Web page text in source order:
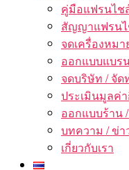
คู่มือแฟรนไช
สัญญาแฟรน
จดเครื่องหม
ออกแบบแบร
จดบริษัท / จั
ประเมินมูลค่
ออกแบบร้าน
บทความ / ข่
เกี่ยวกับเรา